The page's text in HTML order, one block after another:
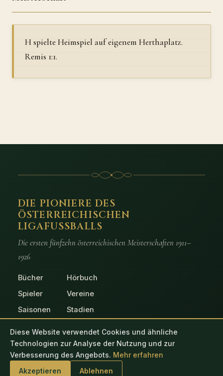
H spielte Heimspiel auf eigenem Herthaplatz.
Remis 1:1.
DIE PIONIERE DES
ÖSTERREICHISCHEN
LIGAFUSSBALLS
Die ersten fünfzehn österreichischen Meisterschaften 1911–
1926
Bücher
Hörbuch
Spieler
Vereine
Saisonen
Stadien
© 2026 Die Pioniere des österreichischen Ligafussballs
Impressum
Diese Website verwendet Cookies und ähnliche
Technologien zur Analyse der Nutzung und zur
Verbesserung des Angebots. Mehr erfahren
Akzeptieren
Ablehnen